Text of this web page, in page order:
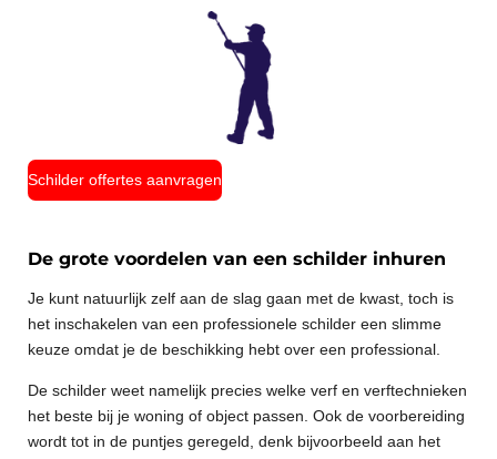
Schilder offertes aanvragen
De grote voordelen van een schilder inhuren
Je kunt natuurlijk zelf aan de slag gaan met de kwast, toch is
het inschakelen van een professionele schilder een slimme
keuze omdat je de beschikking hebt over een professional.
De schilder weet namelijk precies welke verf en verftechnieken
het beste bij je woning of object passen. Ook de voorbereiding
wordt tot in de puntjes geregeld, denk bijvoorbeeld aan het